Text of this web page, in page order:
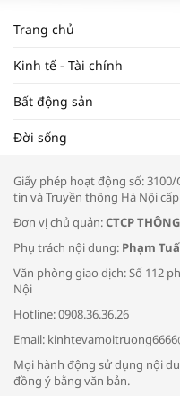
ĐẬP
Tọa
Bác
Trang chủ
Kinh tế - Tài chính
Bất động sản
Đời sống
Giấy phép hoạt động số: 3100/
tin và Truyền thông Hà Nội cấp
Đơn vị chủ quản:CTCP
Phụ trách nội dung: Phạm
Văn phòng giao dịch: Số 112
Nội
Hotline: 0908.36.36.26
Email:
Mọi hành động sử dụng nội
đồng ý bằng văn bản.